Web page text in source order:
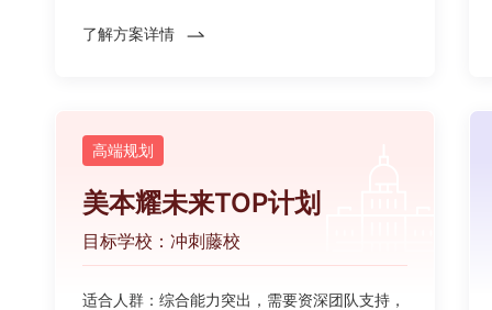
了解方案详情
高端规划
美本耀未来TOP计划
目标学校：冲刺藤校
适合人群：综合能力突出，需要资深团队支持，